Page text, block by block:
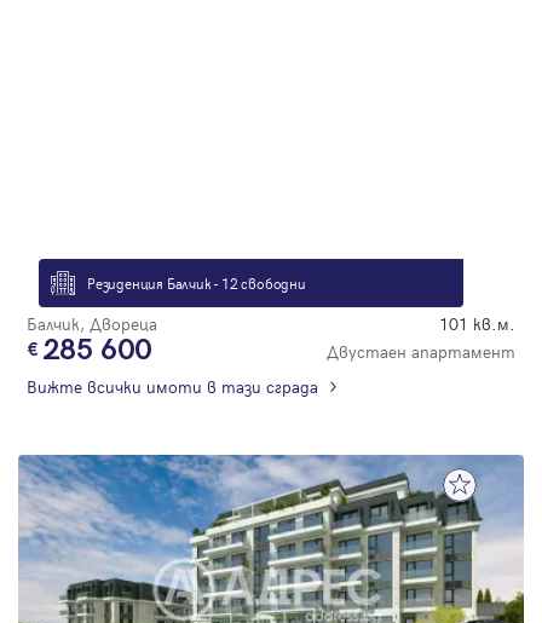
Резиденция Балчик - 12 свободни
Балчик, Двореца 101 кв.м.
285 600
Двустаен апартамент
Вижте всички имоти в тази сграда